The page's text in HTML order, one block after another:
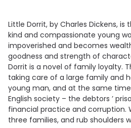
Little Dorrit, by Charles Dickens, is
kind and compassionate young
impoverished and becomes
goodness and strength of
Dorrit is a novel of family loyalty.
taking care of a large family and
young man, and at the same
English society – the debtors ’
financial practice and corruption.
three families, and rub shoulders